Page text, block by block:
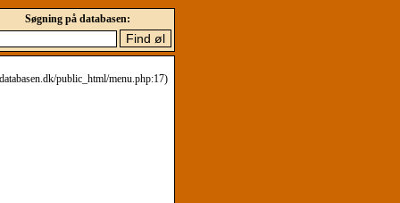
Søgning på databasen:
public_html/menu.php:17)